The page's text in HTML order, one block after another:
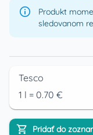
Produkt
sledovanom
Tesco
1 l = 0.70 €
Pridať do